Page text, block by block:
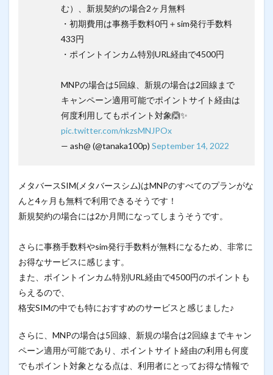
む）、新規契約の場合2ヶ月無料
・初期費用は事務手数料0円＋sim発行手数料
433円
・ポイントインカム特別URL経由で4500円
MNPの場合は5回線、新規の場合は2回線まで
キャンペーン適用可能でポイントサイト経由は
何度利用してもポイント対象🙆✨
pic.twitter.com/nkzsMNJPOx
— ash@ (@tanaka100p) September 14, 2022
メタバースSIM(メタバースシム)はMNPのすべてのプランがな
んと4ヶ月も無料で利用できるそうです！
新規契約の場合には2か月間になってしまうそうです。
さらに事務手数料やsim発行手数料が無料になるため、非常に
お得なサービスに感じます。
また、ポイントインカム特別URL経由で4500円のポイントも
らえるので、
格安SIMの中でも特におすすめのサービスと感じました♪
さらに、MNPの場合は5回線、新規の場合は2回線までキャン
ペーン適用が可能であり、ポイントサイト経由の利用も何度
でもポイント対象となる点は、利用者にとってお得な情報で